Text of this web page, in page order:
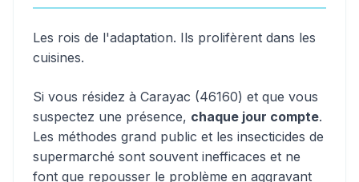
Les rois de l'adaptation. Ils prolifèrent dans les
cuisines.
Si vous résidez à Carayac (46160) et que vous
suspectez une présence, chaque jour compte.
Les méthodes grand public et les insecticides de
supermarché sont souvent inefficaces et ne
font que repousser le problème en aggravant